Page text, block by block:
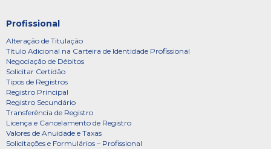
Profissional
Alteração de Titulação
Título Adicional na Carteira de Identidade Profissional
Negociação de Débitos
Solicitar Certidão
Tipos de Registros
Registro Principal
Registro Secundário
Transferência de Registro
Licença e Cancelamento de Registro
Valores de Anuidade e Taxas
Solicitações e Formulários – Profissional